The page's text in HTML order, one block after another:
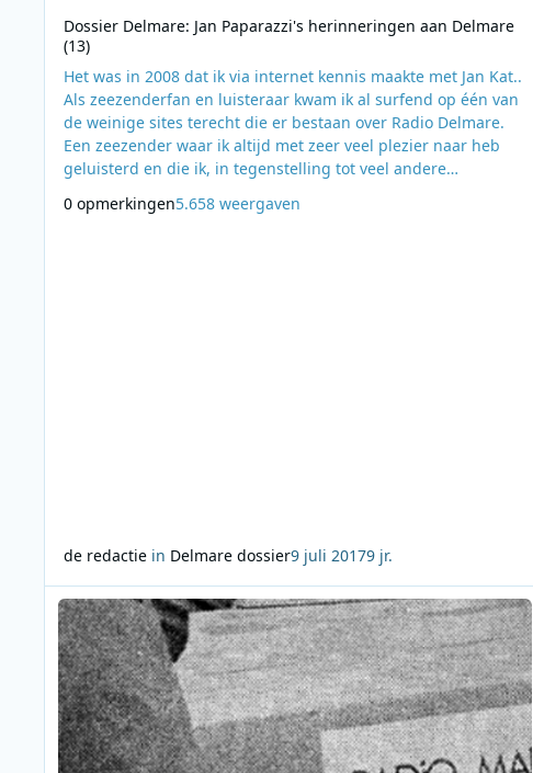
Dossier Delmare: Jan Paparazzi's herinneringen aan Delmare
(13)
Het was in 2008 dat ik via internet kennis maakte met Jan Kat..
Als zeezenderfan en luisteraar kwam ik al surfend op één van
de weinige sites terecht die er bestaan over Radio Delmare.
Een zeezender waar ik altijd met zeer veel plezier naar heb
geluisterd en die ik, in tegenstelling tot veel andere
Delmare, daar gebeurde altijd wel wat’, vond ik en de naam
0 opmerkingen5.658 weergaven
de redactiein Delmare dossier9 juli 20179 jr.
Lees meer over Dossier Radio Marina, het 'foute' zusje van Veronica